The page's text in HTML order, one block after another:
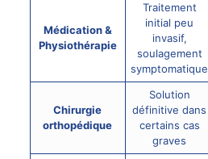
Médication &
Physiothérapie
Traitement
initial peu
invasif,
soulagement
symptomatique
Chirurgie
orthopédique
Solution
définitive dans
certains cas
graves